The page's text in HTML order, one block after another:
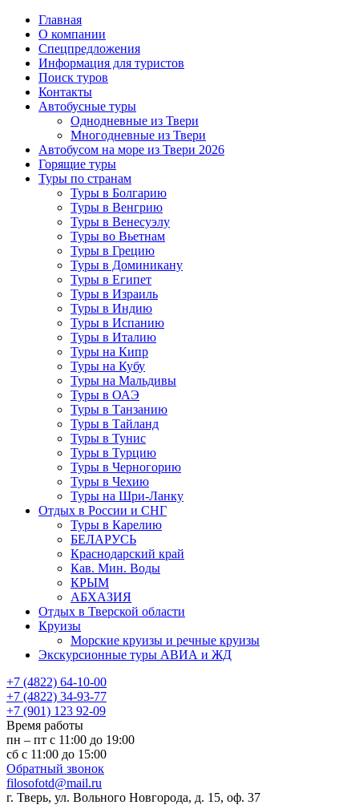
Главная
О компании
Спецпредложения
Информация для туристов
Поиск туров
Контакты
Автобусные туры
Однодневные из Твери
Многодневные из Твери
Автобусом на море из Твери 2026
Горящие туры
Туры по странам
Туры в Болгарию
Туры в Венгрию
Туры в Венесуэлу
Туры во Вьетнам
Туры в Грецию
Туры в Доминикану
Туры в Египет
Туры в Израиль
Туры в Индию
Туры в Испанию
Туры в Италию
Туры на Кипр
Туры на Кубу
Туры на Мальдивы
Туры в ОАЭ
Туры в Танзанию
Туры в Тайланд
Туры в Тунис
Туры в Турцию
Туры в Черногорию
Туры в Чехию
Туры на Шри-Ланку
Отдых в России и СНГ
Туры в Карелию
БЕЛАРУСЬ
Краснодарский край
Кав. Мин. Воды
КРЫМ
АБХАЗИЯ
Отдых в Тверской области
Круизы
Морские круизы и речные круизы
Экскурсионные туры АВИА и ЖД
‪+7 (4822) 64-10-00
+7 (4822) 34-93-77
+7 (901) 123 92-09
Время работы
пн – пт с 11:00 до 19:00
сб с 11:00 до 15:00
Обратный звонок
filosofotd@mail.ru
г. Тверь, ул. Вольного Новгорода, д. 15, оф. 37